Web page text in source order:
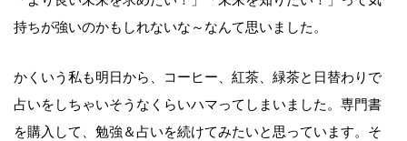
持ちが強いのかもしれないな～なんて思いました。
かくいう私も明日から、コーヒー、紅茶、緑茶と日替わりで
占いをしちゃいそうなくらいハマってしまいました。専門書
を購入して、勉強＆占いを続けてみたいと思っています。そ